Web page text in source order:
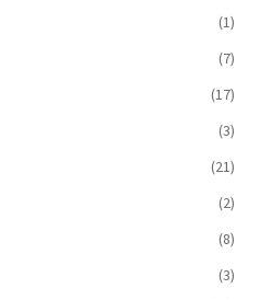
(1)
(7)
(17)
(3)
(21)
(2)
(8)
(3)